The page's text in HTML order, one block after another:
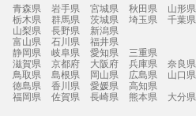
青森県 岩手県 宮城県 秋田県 山形県
栃木県 群馬県 茨城県 埼玉県 千葉県
山梨県 長野県
新潟県
富山県 石川県
福井県
静岡県 岐阜県 愛知県
三重県
滋賀県 京都府 大阪府 兵庫県 奈良県
鳥取県 島根県 岡山県 広島県
山口県
徳島県 香川県 愛媛県
高知県
福岡県 佐賀県 長崎県 熊本県 大分県